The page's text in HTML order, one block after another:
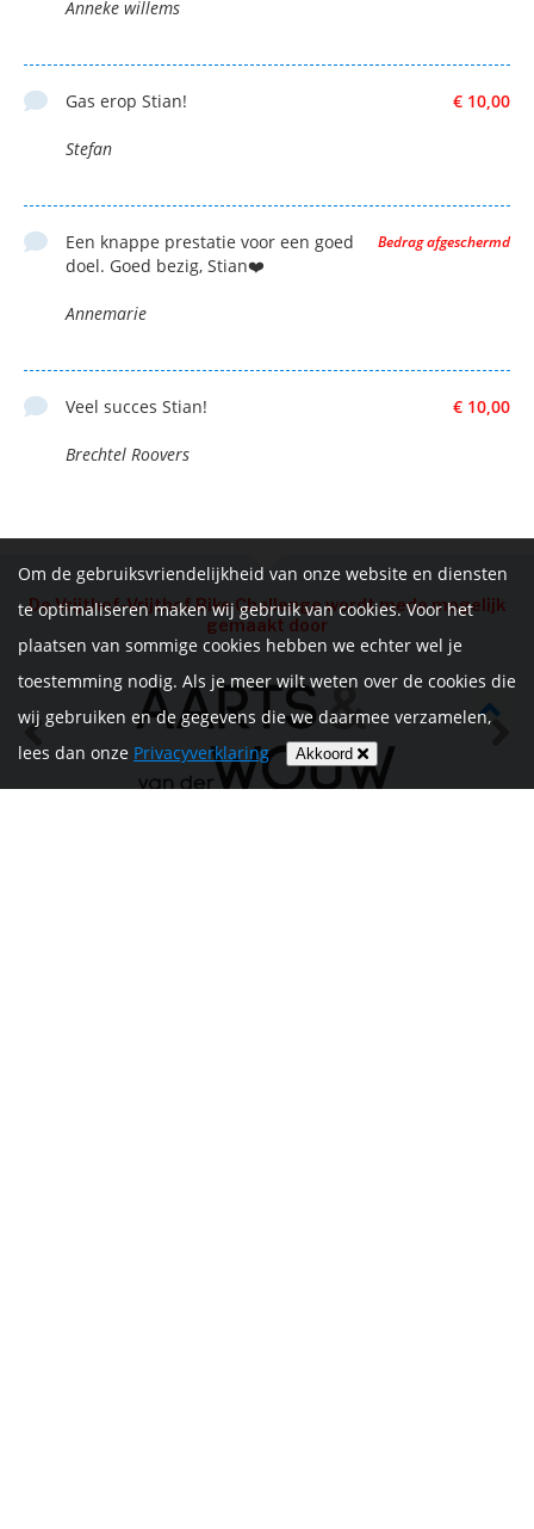
Anneke willems
€ 10,00
Gas erop Stian!
Stefan
Bedrag afgeschermd
Een knappe prestatie voor een goed
doel. Goed bezig, Stian❤️
Annemarie
€ 10,00
Veel succes Stian!
Brechtel Roovers
De Vrijthof-Vrijthof Bike Challenge wordt mede mogelijk
gemaakt door
Om de gebruiksvriendelijkheid van onze website en diensten
te optimaliseren maken wij gebruik van cookies. Voor het
plaatsen van sommige cookies hebben we echter wel je
toestemming nodig. Als je meer wilt weten over de cookies die
wij gebruiken en de gegevens die we daarmee verzamelen,
lees dan onze Privacyverklaring Akkoord